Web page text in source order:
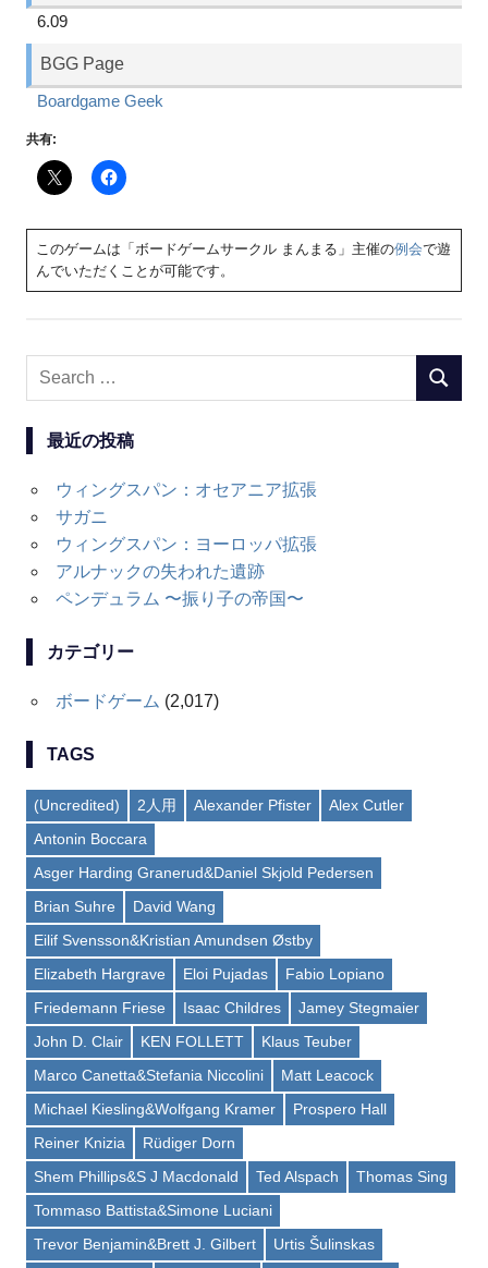
6.09
BGG Page
Boardgame Geek
共有:
このゲームは「ボードゲームサークル まんまる」主催の例会で遊
んでいただくことが可能です。
Search
最近の投稿
ウィングスパン：オセアニア拡張
サガニ
ウィングスパン：ヨーロッパ拡張
アルナックの失われた遺跡
ペンデュラム 〜振り子の帝国〜
カテゴリー
ボードゲーム (2,017)
TAGS
(Uncredited) 2人用 Alexander Pfister
Alex Cutler
Antonin Boccara
Asger Harding Granerud&Daniel Skjold Pedersen
Brian Suhre
David Wang
Eilif Svensson&Kristian Amundsen Østby
Elizabeth Hargrave
Eloi Pujadas
Fabio Lopiano
Friedemann Friese
Isaac Childres
Jamey Stegmaier
John D. Clair
KEN FOLLETT
Klaus Teuber
Marco Canetta&Stefania Niccolini
Matt Leacock
Michael Kiesling&Wolfgang Kramer
Prospero Hall
Reiner Knizia
Rüdiger Dorn
Shem Phillips&S J Macdonald
Ted Alspach
Thomas Sing
Tommaso Battista&Simone Luciani
Trevor Benjamin&Brett J. Gilbert
Urtis Šulinskas